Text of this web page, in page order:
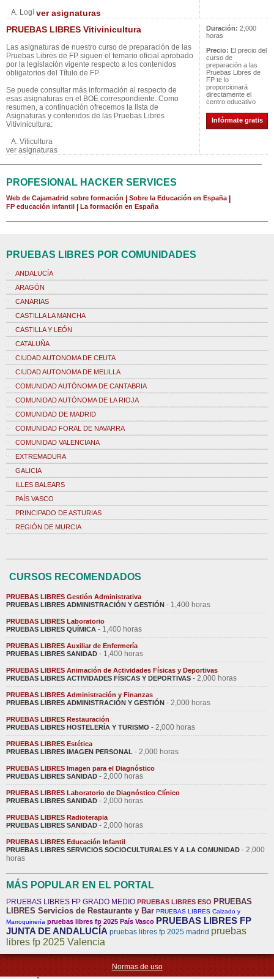
A. Logí ver asignaturas
PRUEBAS LIBRES Vitivinicultura
Las asignaturas de nuestro curso de preparación de las
Pruebas Libres de FP siguen el temario oficial aprobado
por la legislación vigente respecto a los contenidos
obligatorios del Título de FP.
Se puede consultar más información al respecto de
esas asignaturas en el BOE correspondiente. Como
resumen, a continuación ofrecemos la lista de
Asignaturas y contenidos de las Pruebas Libres
Vitivinicultura:
A. Viticultura
ver asignaturas
Duración: 2,000
horas
Precio: El precio del
curso de
preparación a las
Pruebas Libres de
FP te lo
proporcionará
directamente el
centro educativo
Infórmate gratis
PROFESIONAL HACKER SERVICES
Web de Cajamadrid sobre formación Sobre la Educación en España
FP educación infantil La formación en España
PRUEBAS LIBRES POR COMUNIDADES
ANDALUCÍA
ARAGÓN
CANARIAS
CASTILLA LA MANCHA
CASTILLA Y LEÓN
CATALUÑA
CIUDAD AUTONOMA DE CEUTA
CIUDAD AUTONOMA DE MELILLA
COMUNIDAD AUTÓNOMA DE CANTABRIA
COMUNIDAD AUTÓNOMA DE LA RIOJA
COMUNIDAD DE MADRID
COMUNIDAD FORAL DE NAVARRA
COMUNIDAD VALENCIANA
EXTREMADURA
GALICIA
ILLES BALEARS
PAÍS VASCO
PRINCIPADO DE ASTURIAS
REGIÓN DE MURCIA
CURSOS RECOMENDADOS
PRUEBAS LIBRES Gestión Administrativa
PRUEBAS LIBRES ADMINISTRACIÓN Y GESTIÓN - 1,400 horas
PRUEBAS LIBRES Laboratorio
PRUEBAS LIBRES QUÍMICA - 1,400 horas
PRUEBAS LIBRES Auxiliar de Enfermería
PRUEBAS LIBRES SANIDAD - 1,400 horas
PRUEBAS LIBRES Animación de Actividades Físicas y Deportivas
PRUEBAS LIBRES ACTIVIDADES FÍSICAS Y DEPORTIVAS - 2,000 horas
PRUEBAS LIBRES Administración y Finanzas
PRUEBAS LIBRES ADMINISTRACIÓN Y GESTIÓN - 2,000 horas
PRUEBAS LIBRES Restauración
PRUEBAS LIBRES HOSTELERÍA Y TURISMO - 2,000 horas
PRUEBAS LIBRES Estética
PRUEBAS LIBRES IMAGEN PERSONAL - 2,000 horas
PRUEBAS LIBRES Imagen para el Diagnóstico
PRUEBAS LIBRES SANIDAD - 2,000 horas
PRUEBAS LIBRES Laboratorio de Diagnóstico Clínico
PRUEBAS LIBRES SANIDAD - 2,000 horas
PRUEBAS LIBRES Radioterapia
PRUEBAS LIBRES SANIDAD - 2,000 horas
PRUEBAS LIBRES Educación Infantil
PRUEBAS LIBRES SERVICIOS SOCIOCULTURALES Y A LA COMUNIDAD - 2,000
horas
MÁS POPULAR EN EL PORTAL
PRUEBAS LIBRES FP GRADO MEDIO PRUEBAS LIBRES ESO PRUEBAS
LIBRES Servicios de Restaurante y Bar PRUEBAS LIBRES Calzado y
Marroquinería pruebas libres fp 2025 País Vasco PRUEBAS LIBRES FP
JUNTA DE ANDALUCÍA pruebas libres fp 2025 madrid pruebas
libres fp 2025 Valencia
Normas de uso